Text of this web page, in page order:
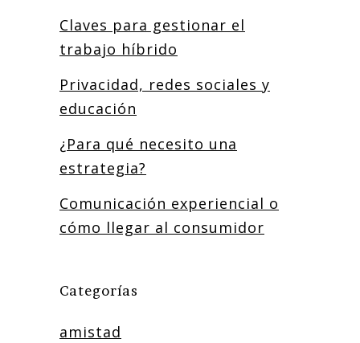
Claves para gestionar el
trabajo híbrido
Privacidad, redes sociales y
educación
¿Para qué necesito una
estrategia?
Comunicación experiencial o
cómo llegar al consumidor
Categorías
amistad